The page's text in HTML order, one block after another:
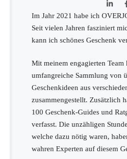
Im Jahr 2021 habe ich
Seit vielen Jahren fasziniert
kann ich schönes Geschenk
Mit meinem engagierten Team
umfangreiche Sammlung von
Geschenkideen aus
zusammengestellt. Zusätzlich
100 Geschenk-Guides und
verfasst. Die unzähligen
welche dazu nötig waren,
wahren Experten auf diesem